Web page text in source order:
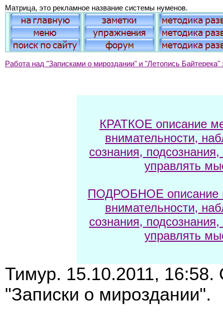
Матрица, это рекламное название системы нуменов.
Работа над "Записками о мироздании" и "Летопись
КРАТКОЕ описание
внимательности,
сознания,
управлять
ПОДРОБНОЕ описание
внимательности,
сознания,
управлять
Тимур. 15.10.2011, 16:58.
"Записки о мироздании".